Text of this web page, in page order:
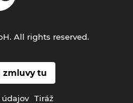
zmluvy tu
údajov Tiráž
All rights reserved.